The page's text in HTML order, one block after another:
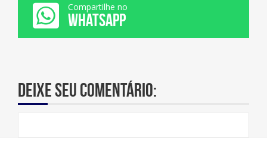
Compartilhe no
WHATSAPP
Deixe seu comentário: